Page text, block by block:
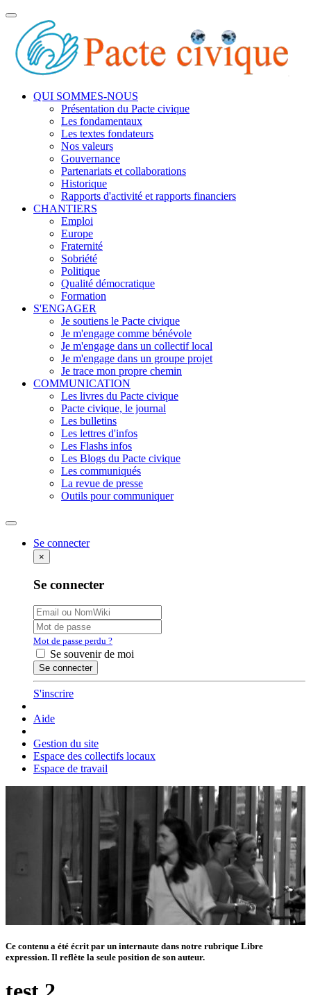
Toggle
navigation
QUI SOMMES-NOUS
Présentation du Pacte civique
Les fondamentaux
Les textes fondateurs
Nos valeurs
Gouvernance
Partenariats et collaborations
Historique
Rapports d'activité et rapports financiers
CHANTIERS
Emploi
Europe
Fraternité
Sobriété
Politique
Qualité démocratique
Formation
S'ENGAGER
Je soutiens le Pacte civique
Je m'engage comme bénévole
Je m'engage dans un collectif local
Je m'engage dans un groupe projet
Je trace mon propre chemin
COMMUNICATION
Les livres du Pacte civique
Pacte civique, le journal
Les bulletins
Les lettres d'infos
Les Flashs infos
Les Blogs du Pacte civique
Les communiqués
La revue de presse
Outils pour communiquer
Rechercher
Se connecter
×
Se connecter
Mot de passe perdu ?
Se souvenir de moi
S'inscrire
Aide
Gestion du site
Espace des collectifs locaux
Espace de travail
Ce contenu a été écrit par un internaute dans notre rubrique Libre
expression. Il reflète la seule position de son auteur.